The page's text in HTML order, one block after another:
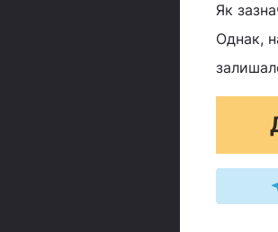
Як
Однак,